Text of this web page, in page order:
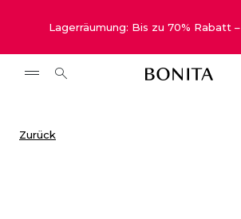
Lagerräumung: Bis zu 70% Rabatt –
Zurück